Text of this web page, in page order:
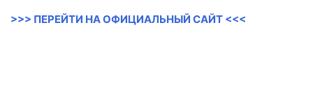
>>> ПЕРЕЙТИ НА ОФИЦИАЛЬНЫЙ САЙТ <<<